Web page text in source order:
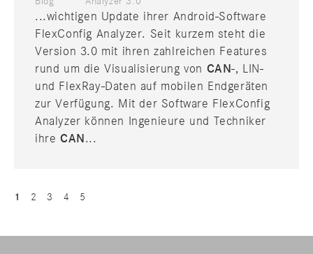
...wichtigen Update ihrer Android-Software
FlexConfig Analyzer. Seit kurzem steht die
Version 3.0 mit ihren zahlreichen Features
rund um die Visualisierung von CAN-, LIN-
und FlexRay-Daten auf mobilen Endgeräten
zur Verfügung. Mit der Software FlexConfig
Analyzer können Ingenieure und Techniker
ihre CAN ...
1 2 3 4 5